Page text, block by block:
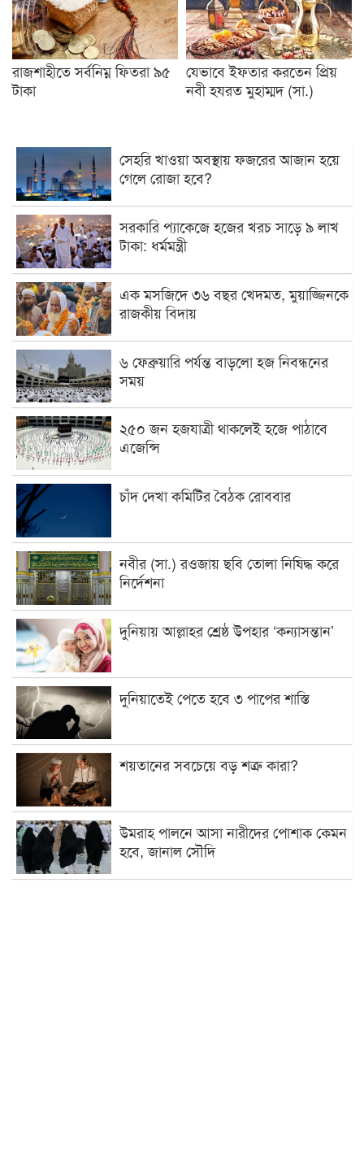
রাজশাহীতে সর্বনিম্ন ফিতরা ৯৫
টাকা
যেভাবে ইফতার করতেন প্রিয়
নবী হযরত মুহাম্মদ (সা.)
সেহরি খাওয়া অবস্থায় ফজরের আজান হয়ে
গেলে রোজা হবে?
সরকারি প্যাকেজে হজের খরচ সাড়ে ৯ লাখ
টাকা: ধর্মমন্ত্রী
এক মসজিদে ৩৬ বছর খেদমত, মুয়াজ্জিনকে
রাজকীয় বিদায়
৬ ফেব্রুয়ারি পর্যন্ত বাড়লো হজ নিবন্ধনের
সময়
২৫০ জন হজযাত্রী থাকলেই হজে পাঠাবে
এজেন্সি
চাঁদ দেখা কমিটির বৈঠক রোববার
নবীর (সা.) রওজায় ছবি তোলা নিষিদ্ধ করে
নির্দেশনা
দুনিয়ায় আল্লাহর শ্রেষ্ঠ উপহার ‘কন্যাসন্তান’
দুনিয়াতেই পেতে হবে ৩ পাপের শাস্তি
শয়তানের সবচেয়ে বড় শত্রু কারা?
উমরাহ পালনে আসা নারীদের পোশাক কেমন
হবে, জানাল সৌদি